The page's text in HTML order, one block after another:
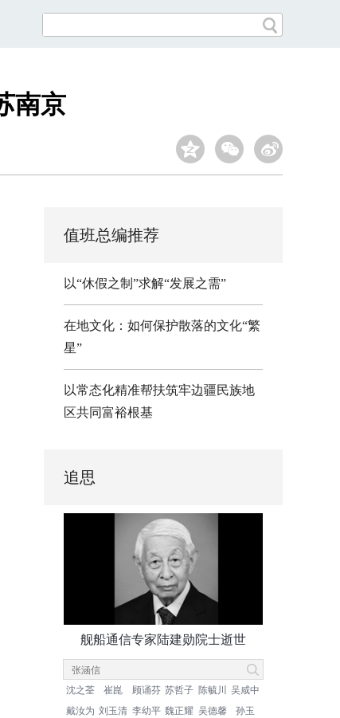
南京
值班总编推荐
以“休假之制”求解“发展之需”
在地文化：如何保护散落的文化“繁
星”
以常态化精准帮扶筑牢边疆民族地
区共同富裕根基
追思
舰船通信专家陆建勋院士逝世
沈之荃 崔崑 顾诵芬 苏哲子 陈毓川
吴咸中
戴汝为 刘玉清 李幼平 魏正耀 吴德馨 孙玉